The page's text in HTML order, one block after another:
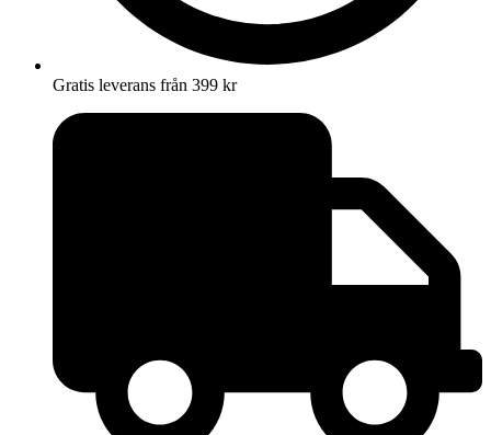
Gratis leverans från 399 kr